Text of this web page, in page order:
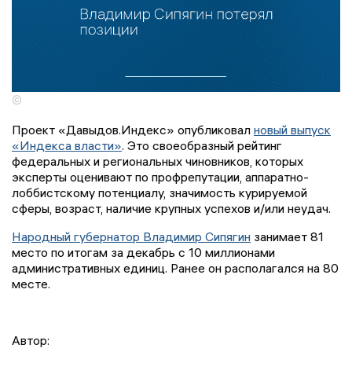
©
Проект «Давыдов.Индекс» опубликовал новый выпуск
«Индекса власти». Это своеобразный рейтинг
федеральных и региональных чиновников, которых
эксперты оценивают по профрепутации, аппаратно-
лоббистскому потенциалу, значимость курируемой
сферы, возраст, наличие крупных успехов и/или неудач.
Народный губернатор Владимир Сипягин занимает 81
место по итогам за декабрь с 10 миллионами
административных единиц. Ранее он располагался на 80
месте.
Автор: